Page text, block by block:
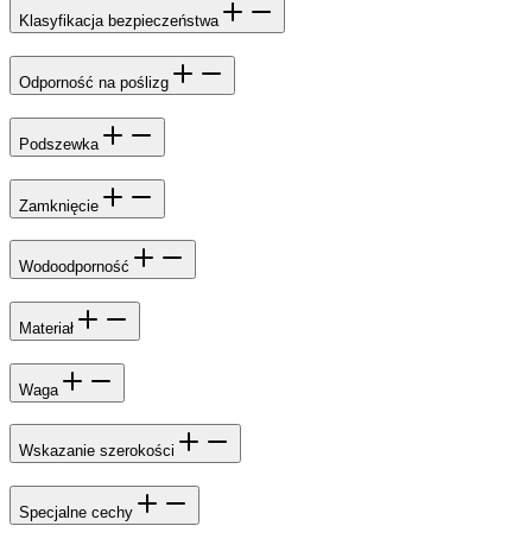
Klasyfikacja bezpieczeństwa
Odporność na poślizg
Podszewka
Zamknięcie
Wodoodporność
Materiał
Waga
Wskazanie szerokości
Specjalne cechy